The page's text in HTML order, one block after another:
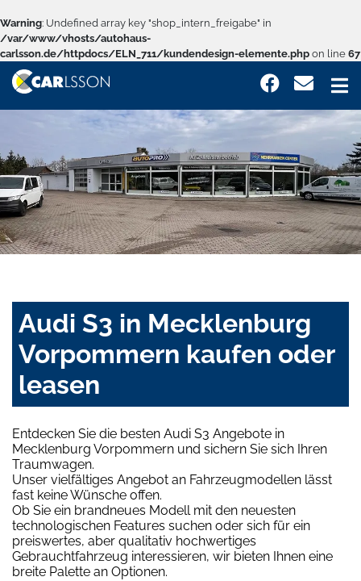
Warning: Undefined array key "shop_intern_freigabe" in
/var/www/vhosts/autohaus-
carlsson.de/httpdocs/ELN_711/kundendesign-elemente.php on line 67
Audi S3 in Mecklenburg
Vorpommern kaufen oder
leasen
Entdecken Sie die besten Audi S3 Angebote in
Mecklenburg Vorpommern und sichern Sie sich Ihren
Traumwagen.
Unser vielfältiges Angebot an Fahrzeugmodellen lässt
fast keine Wünsche offen.
Ob Sie ein brandneues Modell mit den neuesten
technologischen Features suchen oder sich für ein
preiswertes, aber qualitativ hochwertiges
Gebrauchtfahrzeug interessieren, wir bieten Ihnen eine
breite Palette an Optionen.